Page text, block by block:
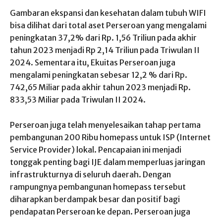
Gambaran ekspansi dan kesehatan dalam tubuh WIFI
bisa dilihat dari total aset Perseroan yang mengalami
peningkatan 37,2% dari Rp. 1,56 Triliun pada akhir
tahun 2023 menjadi Rp 2,14 Triliun pada Triwulan II
2024. Sementara itu, Ekuitas Perseroan juga
mengalami peningkatan sebesar 12,2 % dari Rp.
742,65 Miliar pada akhir tahun 2023 menjadi Rp.
833,53 Miliar pada Triwulan II 2024.
Perseroan juga telah menyelesaikan tahap pertama
pembangunan 200 Ribu homepass untuk ISP (Internet
Service Provider) lokal. Pencapaian ini menjadi
tonggak penting bagi IJE dalam memperluas jaringan
infrastrukturnya di seluruh daerah. Dengan
rampungnya pembangunan homepass tersebut
diharapkan berdampak besar dan positif bagi
pendapatan Perseroan ke depan. Perseroan juga